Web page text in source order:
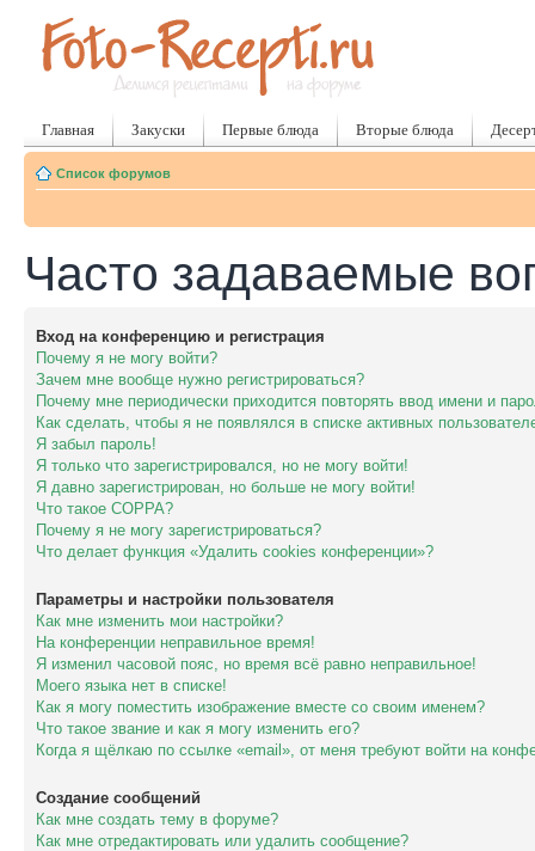
Главная Закуски Первые блюда Вторые блюда
Список форумов
Часто задаваемые
Вход на конференцию и регистрация
Почему я не могу войти?
Зачем мне вообще нужно регистрироваться?
Почему мне периодически приходится повторять ввод имени и
Как сделать, чтобы я не появлялся в списке активных
Я забыл пароль!
Я только что зарегистрировался, но не могу войти!
Я давно зарегистрирован, но больше не могу войти!
Что такое COPPA?
Почему я не могу зарегистрироваться?
Что делает функция «Удалить cookies конференции»?
Параметры и настройки пользователя
Как мне изменить мои настройки?
На конференции неправильное время!
Я изменил часовой пояс, но время всё равно неправильное!
Моего языка нет в списке!
Как я могу поместить изображение вместе со своим именем?
Что такое звание и как я могу изменить его?
Когда я щёлкаю по ссылке «email», от меня требуют войти на
Создание сообщений
Как мне создать тему в форуме?
Как мне отредактировать или удалить сообщение?